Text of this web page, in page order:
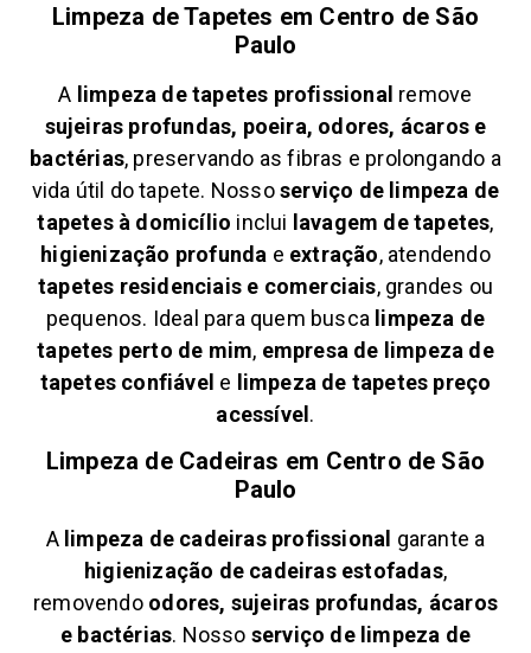
Limpeza de Tapetes em Centro de São
Paulo
A limpeza de tapetes profissional remove
sujeiras profundas, poeira, odores, ácaros e
bactérias, preservando as fibras e prolongando a
vida útil do tapete. Nossoserviço de limpeza de
tapetes à domicílio inclui lavagem de tapetes,
higienização profunda e extração, atendendo
tapetes residenciais e comerciais, grandes ou
pequenos. Ideal para quem busca limpeza de
tapetes perto de mim, empresa de limpeza de
tapetes confiável e limpeza de tapetes preço
acessível .
Limpeza de Cadeiras em Centro de São
Paulo
A limpeza de cadeiras profissional garante a
higienização de cadeiras estofadas,
removendoodores, sujeiras profundas, ácaros
e bactérias. Nosso serviço de limpeza de